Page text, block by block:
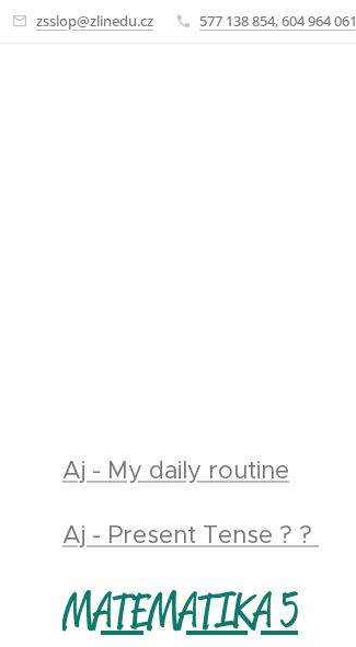
zsslop@zlinedu.cz 577 138 854, 604 964 061
Aj - My daily routine
Aj - Present Tense ? ?
MATEMATIKA 5